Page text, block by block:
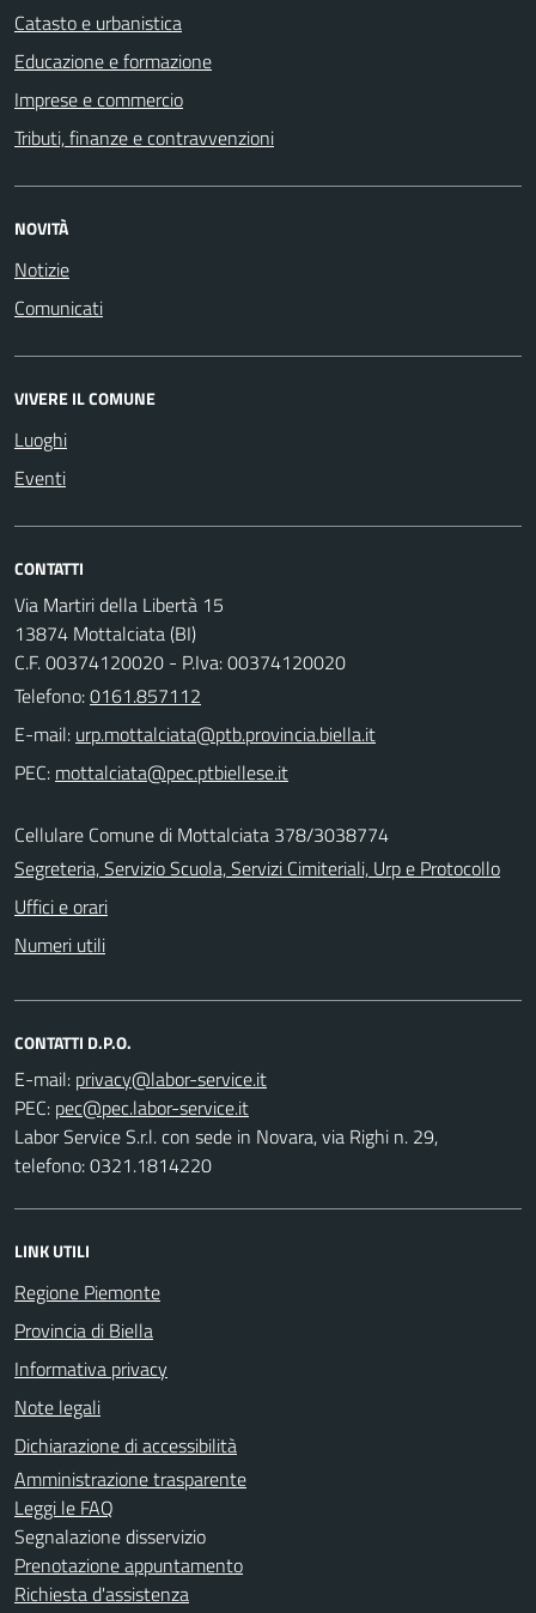
Catasto e urbanistica
Educazione e formazione
Imprese e commercio
Tributi, finanze e contravvenzioni
NOVITÀ
Notizie
Comunicati
VIVERE IL COMUNE
Luoghi
Eventi
CONTATTI
Via Martiri della Libertà 15
13874 Mottalciata (BI)
C.F. 00374120020 - P.Iva: 00374120020
Telefono:0161.857112
E-mail:
PEC:
Cellulare Comune di Mottalciata 378/3038774
Segreteria, Servizio Scuola, Servizi Cimiteriali, Urp e Protocollo
Uffici e orari
Numeri utili
CONTATTI D.P.O.
E-mail:
PEC:
Labor Service S.r.l. con sede in Novara, via Righi n. 29,
telefono: 0321.1814220
LINK UTILI
Regione Piemonte
Provincia di Biella
Informativa privacy
Note legali
Dichiarazione di accessibilità
Amministrazione trasparente
Leggi le FAQ
Segnalazione disservizio
Prenotazione appuntamento
Richiesta d'assistenza